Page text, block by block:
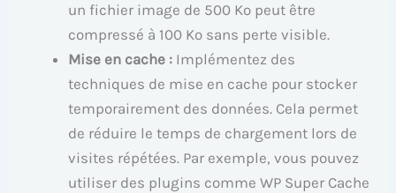
un fichier image de 500 Ko peut être
compressé à 100 Ko sans perte visible.
Mise en cache : Implémentez des
techniques de mise en cache pour stocker
temporairement des données. Cela permet
de réduire le temps de chargement lors de
visites répétées. Par exemple, vous pouvez
utiliser des plugins comme WP Super Cache